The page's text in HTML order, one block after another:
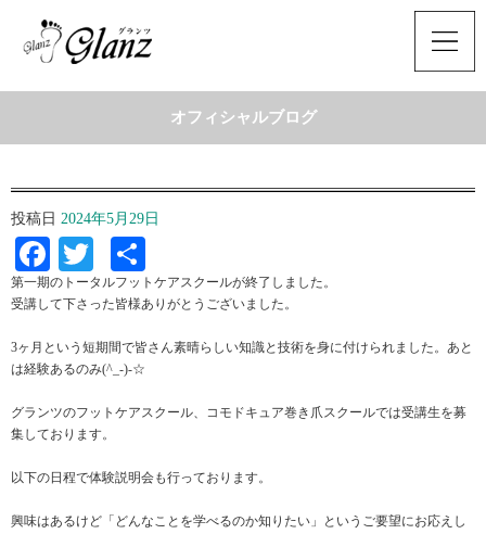
オフィシャルブログ
投稿日 2024年5月29日
Facebook
Twitter
有
第一期のトータルフットケアスクールが終了しました。
受講して下さった皆様ありがとうございました。
3ヶ月という短期間で皆さん素晴らしい知識と技術を身に付けられました。あと
は経験あるのみ(^_-)-☆
グランツのフットケアスクール、コモドキュア巻き爪スクールでは受講生を募
集しております。
以下の日程で体験説明会も行っております。
興味はあるけど「どんなことを学べるのか知りたい」というご要望にお応えし